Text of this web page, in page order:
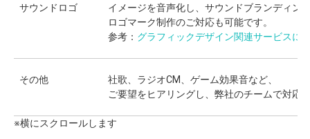
サウンドロゴ
イメージを音声化し、サウンドブランディン
ロゴマーク制作のご対応も可能です。
参考： グラフィックデザイン関連サービスに
その他
社歌、ラジオCM、ゲーム効果音など、
ご要望をヒアリングし、弊社のチームで対応